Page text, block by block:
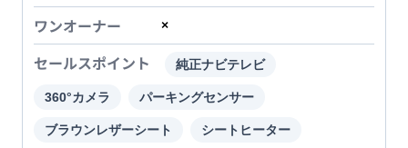
ワンオーナー ×
セールスポイント 純正ナビテレビ
360°カメラ パーキングセンサー
ブラウンレザーシート シートヒーター